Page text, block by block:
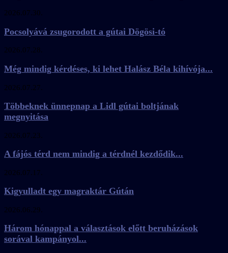
2026.07.30.
Pocsolyává zsugorodott a gútai Dögösi-tó
2026.07.28.
Még mindig kérdéses, ki lehet Halász Béla kihívója...
2026.07.27.
Többeknek ünnepnap a Lidl gútai boltjának
megnyitása
2026.07.23.
A fájós térd nem mindig a térdnél kezdődik...
2026.07.17.
Kigyulladt egy magraktár Gútán
2026.06.29.
Három hónappal a választások előtt beruházások
sorával kampányol...